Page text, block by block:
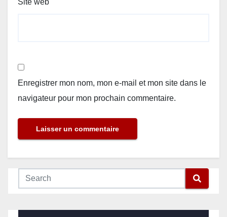
Site web
Enregistrer mon nom, mon e-mail et mon site dans le
navigateur pour mon prochain commentaire.